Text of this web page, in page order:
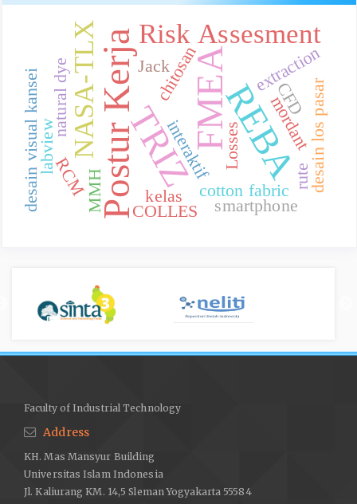
REBA
FMEA
Postur KerjaTRIZ
Risk Assesment
NASA-TLX
kelas
COLLES
extraction
cotton fabric
chitosan
mordant
natural dye
Losses
labview
desain visual kansei desain los pasar
smartphone
CFD
interaktif
Jack
MMH
RCM rute
Faculty of Industrial Technology
Address
KH. Mas Mansyur Building
Universitas Islam Indonesia
Jl. Kaliurang KM. 14,5 Sleman Yogyakarta 55584